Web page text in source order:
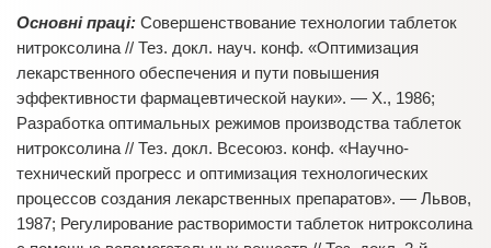
Основні праці: Совершенствование технологии таблеток
нитроксолина // Тез. докл. науч. конф. «Оптимизация
лекарственного обеспечения и пути повышения
эффективности фармацевтической науки». — Х., 1986;
Разработка оптимальных режимов производства таблеток
нитроксолина // Тез. докл. Всесоюз. конф. «Научно-
технический прогресс и оптимизация технологических
процессов создания лекарственных препаратов». — Львов,
1987; Регулирование растворимости таблеток нитроксолина